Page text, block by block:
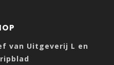
van Uitgeverij L en